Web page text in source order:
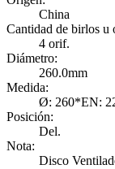
China
Cantidad de birlos u
4 orif.
Diámetro:
260.0mm
Medida:
Ø: 260*EN:
Posición:
Del.
Nota:
Disco